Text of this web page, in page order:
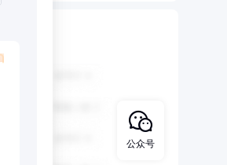
公众号